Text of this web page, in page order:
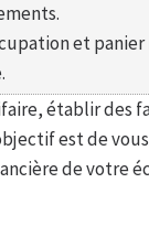
et
établir des
est de
de votre